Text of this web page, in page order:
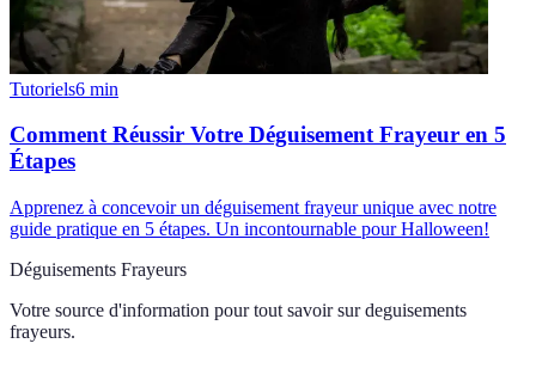
Tutoriels6 min
Comment Réussir Votre Déguisement Frayeur en 5
Étapes
Apprenez à concevoir un déguisement frayeur unique avec notre
guide pratique en 5 étapes. Un incontournable pour Halloween!
Déguisements Frayeurs
Votre source d'information pour tout savoir sur deguisements
frayeurs.